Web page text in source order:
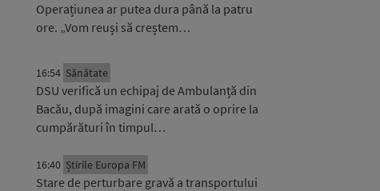
Operațiunea ar putea dura până la patru
ore. „Vom reuși să creștem…
16:54 Sănătate
DSU verifică un echipaj de Ambulanță din
Bacău, după imagini care arată o oprire la
cumpărături în timpul…
16:40 Știrile Europa FM
Stare de perturbare gravă a transportului